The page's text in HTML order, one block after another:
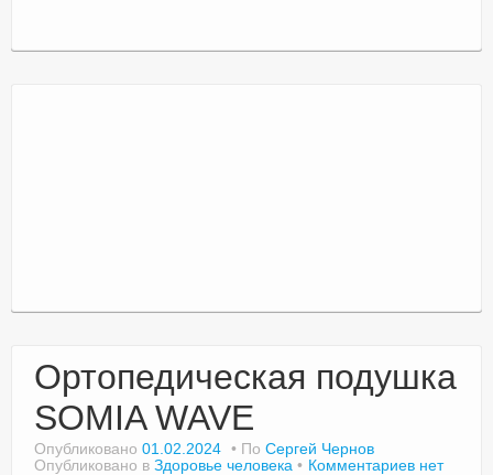
Ортопедическая подушка
SOMIA WAVE
Опубликовано 01.02.2024 По Сергей Чернов
Опубликовано в Здоровье человека Комментариев нет